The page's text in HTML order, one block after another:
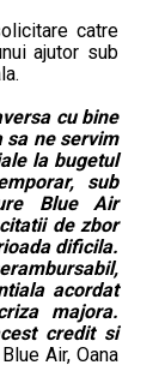
catre
ajutor sub
cu bine
sa ne servim
la bugetul
sub
Blue Air
de zbor
dificila.
acordat
majora.
credit si
Air, Oana